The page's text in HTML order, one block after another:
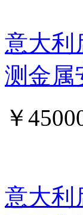
意大利
测金属
￥
意大利